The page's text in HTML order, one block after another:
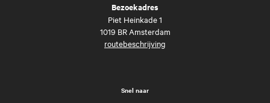
Bezoekadres
Piet Heinkade 1
1019 BR Amsterdam
routebeschrijving
Snel naar